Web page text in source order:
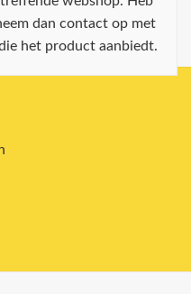
dan contact op met
het product aanbiedt.